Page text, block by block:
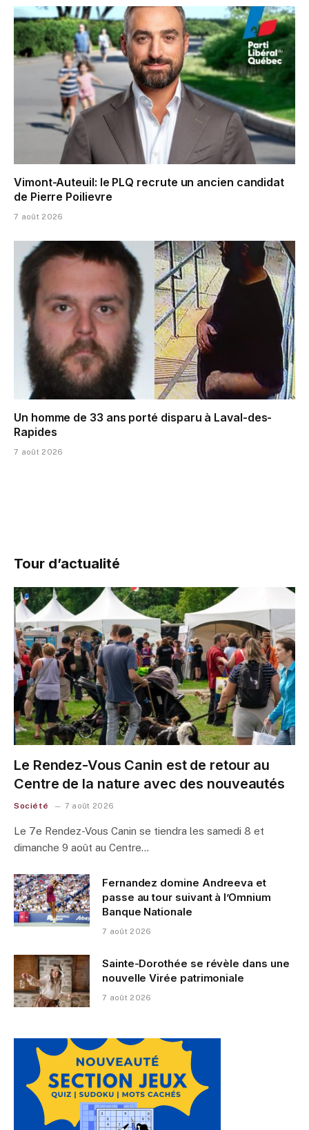
Vimont-Auteuil: le PLQ recrute un ancien candidat
de Pierre Poilievre
7 août 2026
Un homme de 33 ans porté disparu à Laval-des-
Rapides
7 août 2026
Tour d’actualité
Le Rendez-Vous Canin est de retour au
Centre de la nature avec des nouveautés
Société 7 août 2026
Le 7e Rendez-Vous Canin se tiendra les samedi 8 et
dimanche 9 août au Centre…
Fernandez domine Andreeva et
passe au tour suivant à l’Omnium
Banque Nationale
7 août 2026
Sainte-Dorothée se révèle dans une
nouvelle Virée patrimoniale
7 août 2026